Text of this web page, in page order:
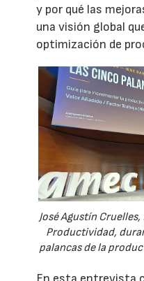
y por qué las
una visión global
optimización de
José Agustín
Productividad,
palancas de la